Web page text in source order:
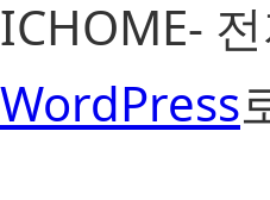
ICHOME-
WordPress